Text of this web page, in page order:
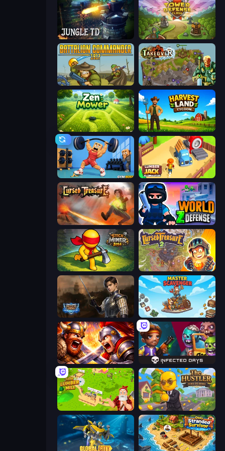
Jungle TD Tower Defense Clash
Battalion Commander 1917 Takeover
Zen Mower Harvest Land Tycoon
Gym Boss Lumberjack 3D Simulator
Cursed Treasure World Z Defense - Zombie Defense
Stick Miner Idle Cursed Treasure 2
Battle Arena Master Scavenger
Fall of the King Infected Days
Idle Lumber Mill The Hustler